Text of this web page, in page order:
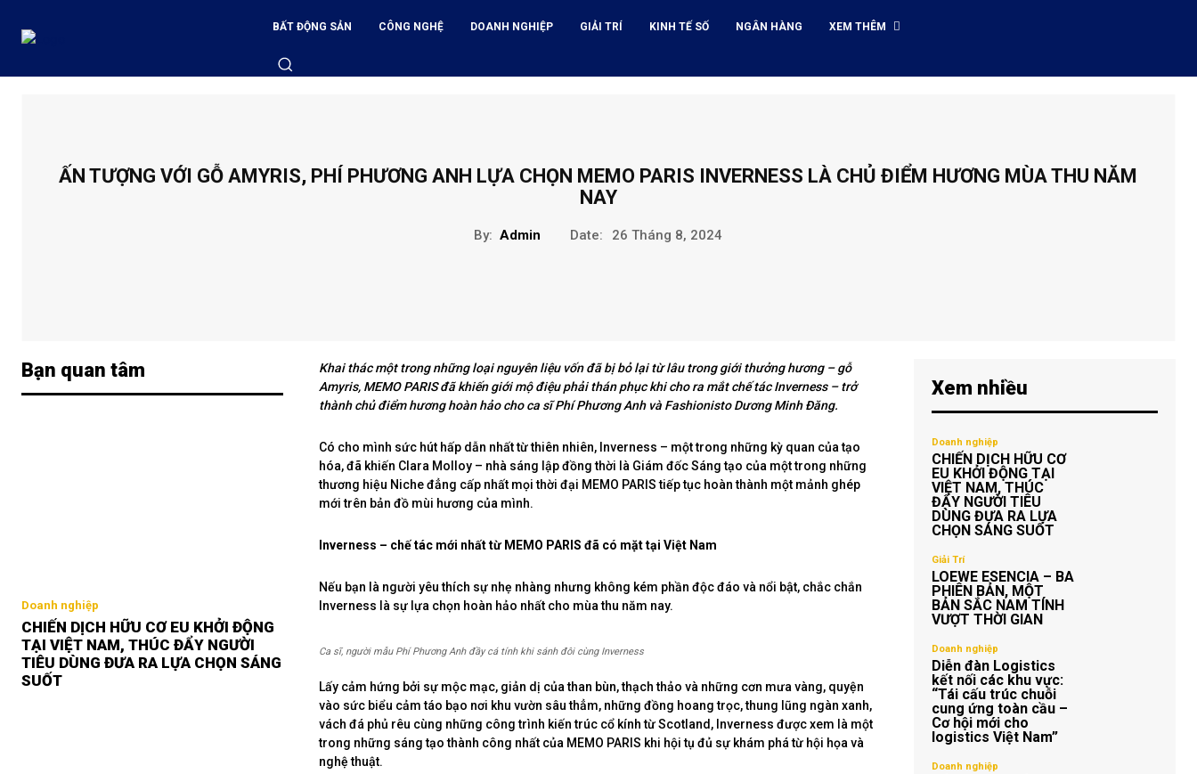
BẤT ĐỘNG SẢN CÔNG NGHỆ DOANH NGHIỆP GIẢI TRÍ KINH TẾ SỐ NGÂN HÀNG XEM THÊM
ẤN TƯỢNG VỚI GỖ AMYRIS, PHÍ PHƯƠNG ANH LỰA CHỌN MEMO PARIS INVERNESS LÀ CHỦ ĐIỂM HƯƠNG MÙA THU NĂM
NAY
By: Admin Date: 26 Tháng 8, 2024
Bạn quan tâm
Doanh nghiệp
CHIẾN DỊCH HỮU CƠ EU KHỞI ĐỘNG
TẠI VIỆT NAM, THÚC ĐẨY NGƯỜI
TIÊU DÙNG ĐƯA RA LỰA CHỌN SÁNG
SUỐT
Khai thác một trong những loại nguyên liệu vốn đã bị bỏ lại từ lâu trong giới thưởng hương – gỗ
Amyris, MEMO PARIS đã khiến giới mộ điệu phải thán phục khi cho ra mắt chế tác Inverness – trở
thành chủ điểm hương hoàn hảo cho ca sĩ Phí Phương Anh và Fashionisto Dương Minh Đăng.
Có cho mình sức hút hấp dẫn nhất từ thiên nhiên, Inverness – một trong những kỳ quan của tạo
hóa, đã khiến Clara Molloy – nhà sáng lập đồng thời là Giám đốc Sáng tạo của một trong những
thương hiệu Niche đẳng cấp nhất mọi thời đại MEMO PARIS tiếp tục hoàn thành một mảnh ghép
mới trên bản đồ mùi hương của mình.
Inverness – chế tác mới nhất từ MEMO PARIS đã có mặt tại Việt Nam
Nếu bạn là người yêu thích sự nhẹ nhàng nhưng không kém phần độc đáo và nổi bật, chắc chắn
Inverness là sự lựa chọn hoàn hảo nhất cho mùa thu năm nay.
Ca sĩ, người mẫu Phí Phương Anh đầy cá tính khi sánh đôi cùng Inverness
Lấy cảm hứng bởi sự mộc mạc, giản dị của than bùn, thạch thảo và những cơn mưa vàng, quyện
vào sức biểu cảm táo bạo nơi khu vườn sâu thẳm, những đồng hoang trọc, thung lũng ngàn xanh,
vách đá phủ rêu cùng những công trình kiến trúc cổ kính từ Scotland, Inverness được xem là một
trong những sáng tạo thành công nhất của MEMO PARIS khi hội tụ đủ sự khám phá từ hội họa và
nghệ thuật.
Xem nhiều
Doanh nghiệp
CHIẾN DỊCH HỮU CƠ
EU KHỞI ĐỘNG TẠI
VIỆT NAM, THÚC
ĐẨY NGƯỜI TIÊU
DÙNG ĐƯA RA LỰA
CHỌN SÁNG SUỐT
Giải Trí
LOEWE ESENCIA – BA
PHIÊN BẢN, MỘT
BẢN SẮC NAM TÍNH
VƯỢT THỜI GIAN
Doanh nghiệp
Diễn đàn Logistics
kết nối các khu vực:
“Tái cấu trúc chuỗi
cung ứng toàn cầu –
Cơ hội mới cho
logistics Việt Nam”
Doanh nghiệp